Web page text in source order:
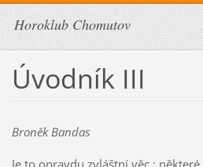
Horoklub Chomutov
Úvodník III
Broněk Bandas
Je to opravdu zvláštní věc :